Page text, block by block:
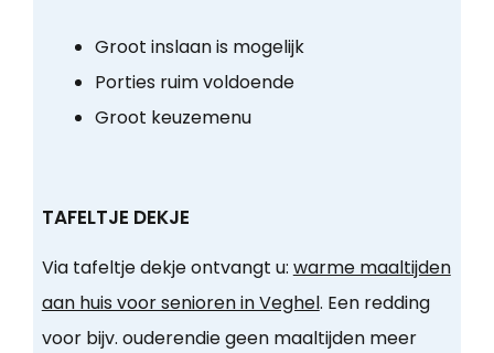
Groot inslaan is mogelijk
Porties ruim voldoende
Groot keuzemenu
TAFELTJE DEKJE
Via tafeltje dekje ontvangt u: warme maaltijden
aan huis voor senioren in Veghel. Een redding
voor bijv. ouderendie geen maaltijden meer